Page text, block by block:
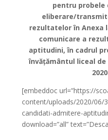
pentru probele
eliberare/
rezultatelor în Anexa
comunicare a
aptitudini, în cadrul
învățământul liceal
[embeddoc url=”https://
content/uploads/2020/06/
candidati-admitere-
download=”all”